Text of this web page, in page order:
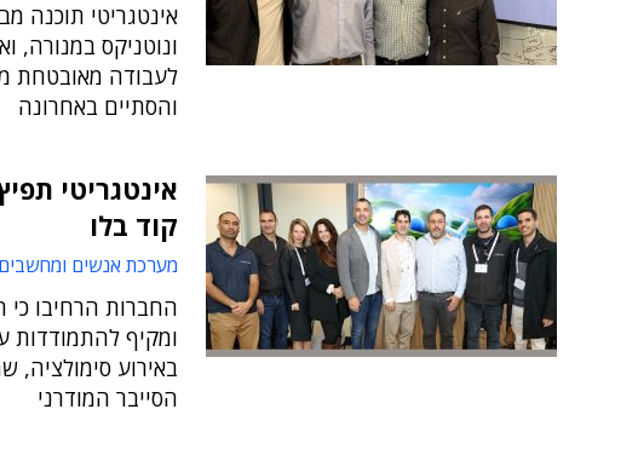
אינטגריטי תוכנה
ונוטניקס במנורה,
לעבודה מאובטחת
והסתיים באחרונה
אינטגריטי
קוד בלו
מערכת אנשים ומחשבים
החברות הרחיבו כי
ומקיף להתמודדות
באירוע סימולציה,
הסייבר המודרני